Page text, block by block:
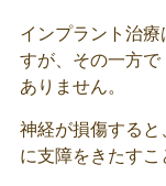
インプラント治
すが、その一方
ありません。
神経が損傷する
に支障をきたすこ